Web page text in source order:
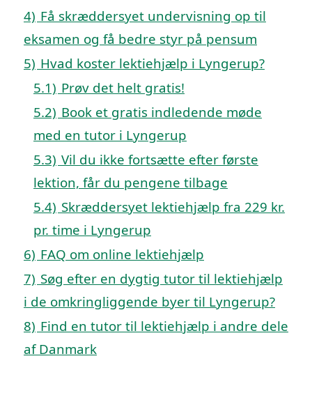
4) Få skræddersyet undervisning op til
eksamen og få bedre styr på pensum
5) Hvad koster lektiehjælp i Lyngerup?
5.1) Prøv det helt gratis!
5.2) Book et gratis indledende møde
med en tutor i Lyngerup
5.3) Vil du ikke fortsætte efter første
lektion, får du pengene tilbage
5.4) Skræddersyet lektiehjælp fra 229 kr.
pr. time i Lyngerup
6) FAQ om online lektiehjælp
7) Søg efter en dygtig tutor til lektiehjælp
i de omkringliggende byer til Lyngerup?
8) Find en tutor til lektiehjælp i andre dele
af Danmark